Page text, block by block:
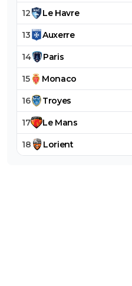
12 Le Havre
13 Auxerre
14 Paris
15 Monaco
16 Troyes
17 Le Mans
18 Lorient